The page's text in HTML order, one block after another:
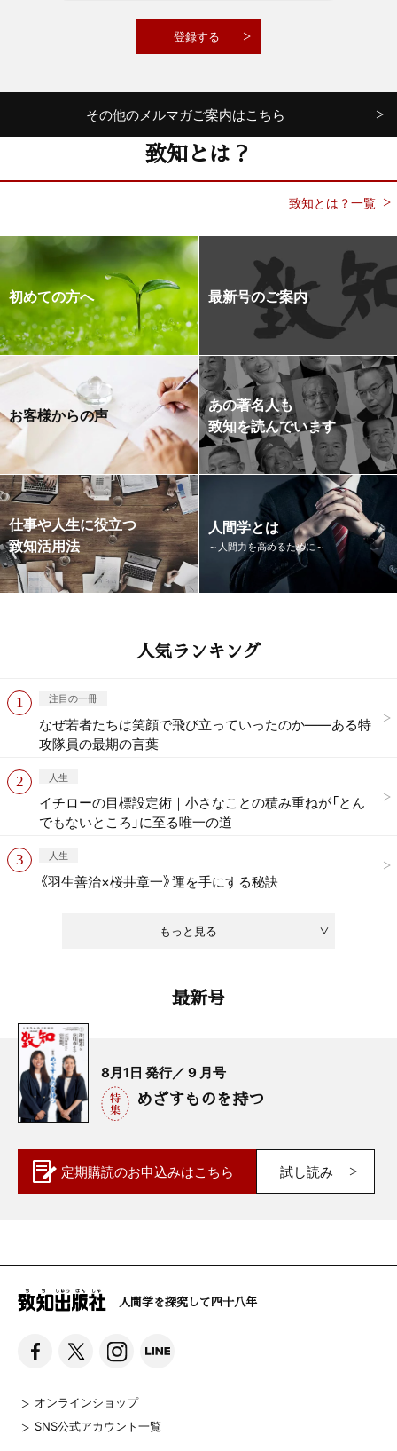
その他のメルマガご案内はこちら
致知とは？
致知とは？一覧
初めての方へ 最新号のご案内
お客様からの声
あの著名人も
致知を読んでいます
仕事や人生に役立つ
致知活用法
人間学とは
～人間力を高めるために～
人気ランキング
もっと見る
注目の一冊
なぜ若者たちは笑顔で飛び立っていったのか——ある特
攻隊員の最期の言葉
人生
イチローの目標設定術｜小さなことの積み重ねが「とん
でもないところ」に至る唯一の道
人生
《羽生善治×桜井章一》運を手にする秘訣
最新号
8月1日 発行／ 9 月号
めざすものを持つ
定期購読のお申込みはこちら 試し読み
人間学を探究して四十八年
オンラインショップ
SNS公式アカウント一覧